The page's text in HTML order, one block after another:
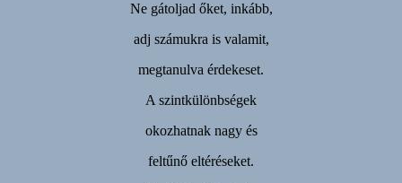
Ne gátoljad őket, inkább,
adj számukra is valamit,
megtanulva érdekeset.
A szintkülönbségek
okozhatnak nagy és
feltűnő eltéréseket.